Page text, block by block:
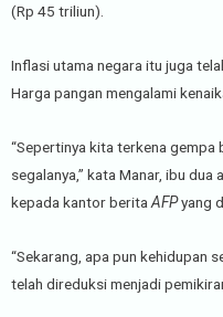
(Rp 45 triliun).
Inflasi utama negara itu juga
Harga pangan mengalami
“Sepertinya kita terkena gempa
segalanya,” kata Manar, ibu dua
kepada kantor berita AFPyang
“Sekarang, apa pun kehidupan
telah direduksi menjadi